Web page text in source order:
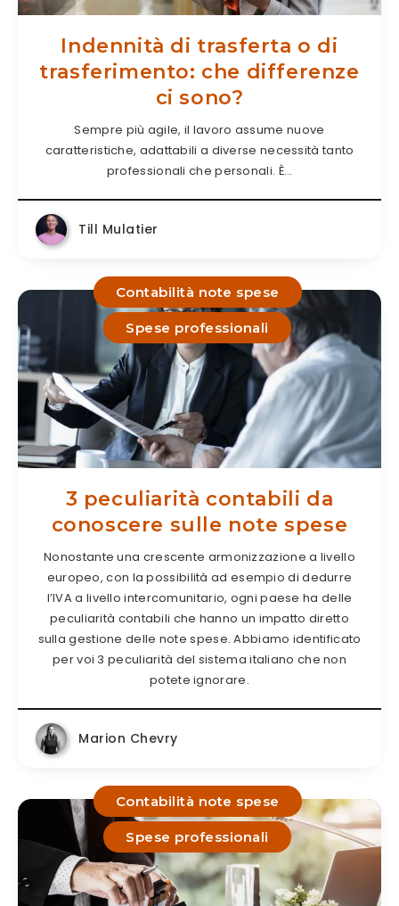
Indennità di trasferta o di
trasferimento: che differenze
ci sono?
Sempre più agile, il lavoro assume nuove
caratteristiche, adattabili a diverse necessità tanto
professionali che personali. È…
Till Mulatier
Contabilità note spese
Spese professionali
3 peculiarità contabili da
conoscere sulle note spese
Nonostante una crescente armonizzazione a livello
europeo, con la possibilità ad esempio di dedurre
l’IVA a livello intercomunitario, ogni paese ha delle
peculiarità contabili che hanno un impatto diretto
sulla gestione delle note spese. Abbiamo identificato
per voi 3 peculiarità del sistema italiano che non
potete ignorare.
Marion Chevry
Contabilità note spese
Spese professionali